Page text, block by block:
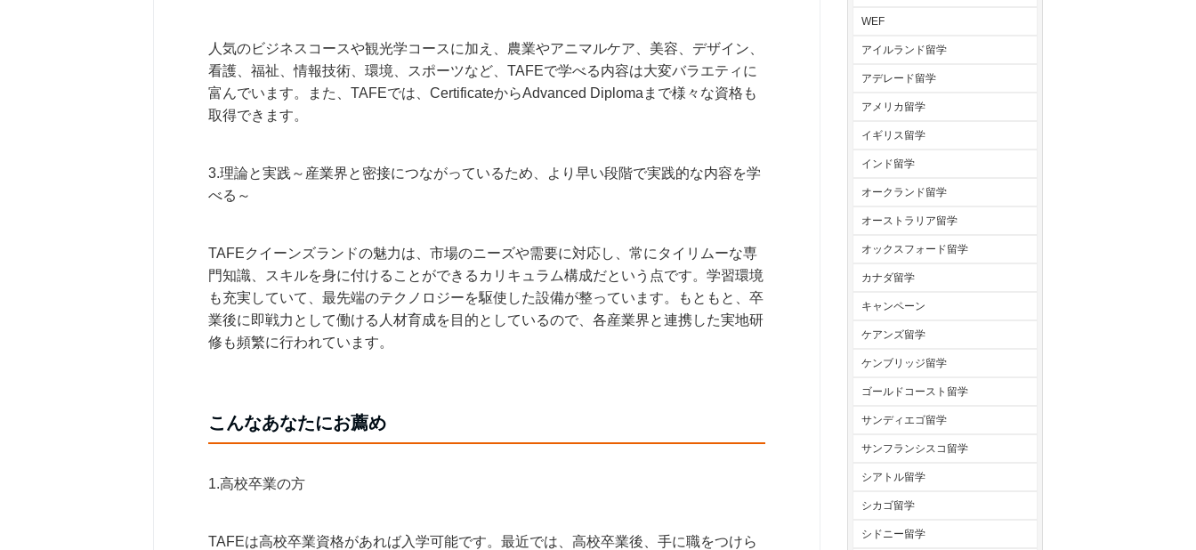
人気のビジネスコースや観光学コースに加え、農業やアニマルケア、美容、デザイン、
看護、福祉、情報技術、環境、スポーツなど、TAFEで学べる内容は大変バラエティに
富んでいます。また、TAFEでは、CertificateからAdvanced Diplomaまで様々な資格も
取得できます。
3.理論と実践～産業界と密接につながっているため、より早い段階で実践的な内容を学
べる～
TAFEクイーンズランドの魅力は、市場のニーズや需要に対応し、常にタイリムーな専
門知識、スキルを身に付けることができるカリキュラム構成だという点です。学習環境
も充実していて、最先端のテクノロジーを駆使した設備が整っています。もともと、卒
業後に即戦力として働ける人材育成を目的としているので、各産業界と連携した実地研
修も頻繁に行われています。
こんなあなたにお薦め
1.高校卒業の方
TAFEは高校卒業資格があれば入学可能です。最近では、高校卒業後、手に職をつけら
WEF
アイルランド留学
アデレード留学
アメリカ留学
イギリス留学
インド留学
オークランド留学
オーストラリア留学
オックスフォード留学
カナダ留学
キャンペーン
ケアンズ留学
ケンブリッジ留学
ゴールドコースト留学
サンディエゴ留学
サンフランシスコ留学
シアトル留学
シカゴ留学
シドニー留学